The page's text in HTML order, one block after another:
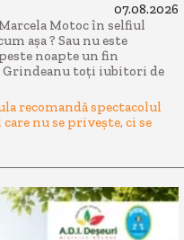
07.08.2026
Motoc în selfiul
așa ? Sau nu este
noapte un fin
Grindeanu toți iubitori de
recomandă spectacolul
nu se privește, ci se